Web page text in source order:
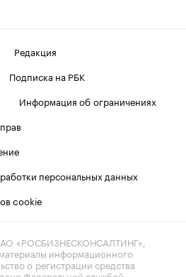
Редакция
Подписка на РБК
Информация об ограничениях
персональных данных
cookie
«РОСБИЗНЕСКОНСАЛТИНГ»,
информационного
о регистрации средства